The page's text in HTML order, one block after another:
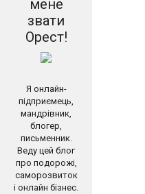
мене
звати
Орест!
Я онлайн-
підприємець,
мандрівник,
блогер,
письменник.
Веду цей блог
про подорожі,
саморозвиток
і онлайн бізнес.